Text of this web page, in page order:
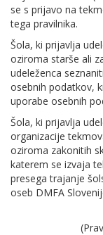
se s prijavo na
tega pravilnika.
Šola, ki prijavlja
oziroma starše ali
udeleženca
osebnih podatkov,
uporabe osebnih
Šola, ki prijavlja
organizacije
oziroma zakonitih
katerem se izvaja
presega trajanje
oseb DMFA